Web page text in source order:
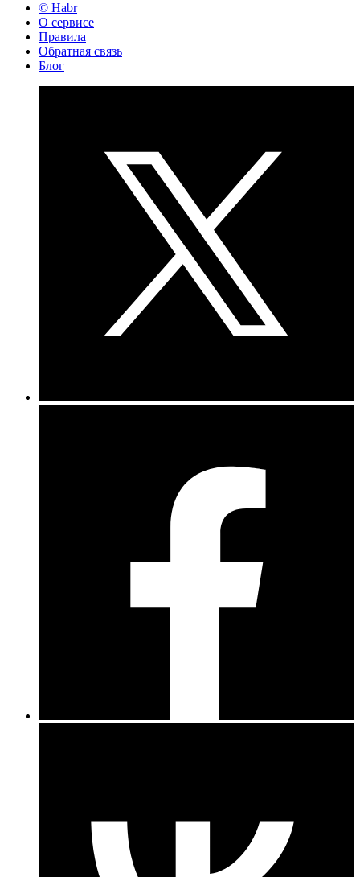
© Habr
О сервисе
Правила
Обратная связь
Блог